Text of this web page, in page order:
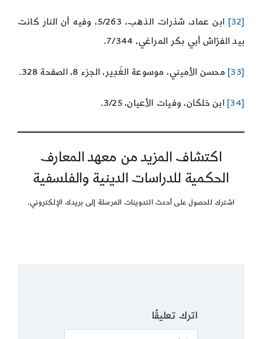
[32]
ابن عماد، شذرات الذهب، 5/263، وفيه أن النار كانت
بيد الفرّاش أبي بكر المراغي، 7/344.
[33] محسن الأميني، موسوعة الغَدِير، الجزء 8، الصفحة 328.
[34] ابن خلكان، وفيات الأعيان، 3/25.
اكتشاف المزيد من معهد المعارف
الحكمية للدراسات الدينية والفلسفية
اشترك للحصول على أحدث التدوينات المرسلة إلى بريدك الإلكتروني.
اترك تعليقًا
Comment